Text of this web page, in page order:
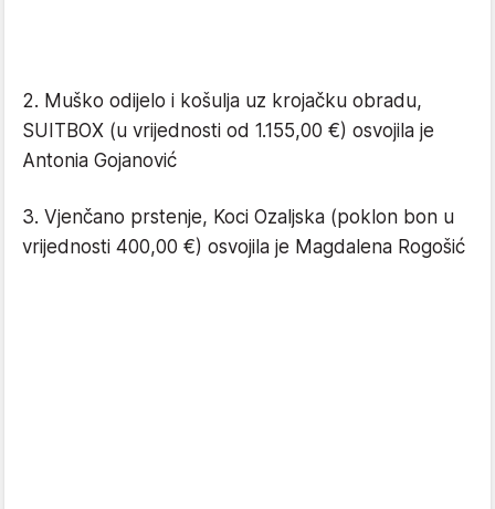
2. Muško odijelo i košulja uz krojačku obradu,
SUITBOX (u vrijednosti od 1.155,00 €) osvojila je
Antonia Gojanović
3. Vjenčano prstenje, Koci Ozaljska (poklon bon u
vrijednosti 400,00 €) osvojila je Magdalena Rogošić